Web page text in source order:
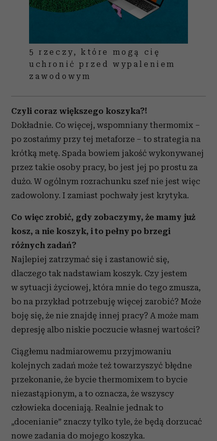
5 rzeczy, które mogą cię
uchronić przed wypaleniem
zawodowym
Czyli coraz większego koszyka?!
Dokładnie. Co więcej, wspomniany thermomix –
po zostańmy przy tej metaforze – to strategia na
krótką metę. Spada bowiem jakość wykonywanej
przez takie osoby pracy, bo jest jej po prostu za
dużo. W ogólnym rozrachunku szef nie jest więc
zadowolony. I zamiast pochwały jest krytyka.
Co więc zrobić, gdy zobaczymy, że mamy już
kosz, a nie koszyk, i to pełny po brzegi
różnych zadań?
Najlepiej zatrzymać się i zastanowić się,
dlaczego tak nadstawiam koszyk. Czy jestem
w sytuacji życiowej, która mnie do tego zmusza,
bo na przykład potrzebuję więcej zarobić? Może
boję się, że nie znajdę innej pracy? A może mam
depresję albo niskie poczucie własnej wartości?
Ciągłemu nadmiarowemu przyjmowaniu
kolejnych zadań może też towarzyszyć błędne
przekonanie, że bycie thermomixem to bycie
niezastąpionym, a to oznacza, że wszyscy
człowieka doceniają. Realnie jednak to
„docenianie” znaczy tylko tyle, że będą dorzucać
nowe zadania do mojego koszyka.